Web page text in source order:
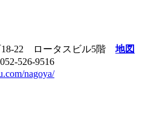
18-22 ロータスビル5階 地図
526-9516
nagoya/